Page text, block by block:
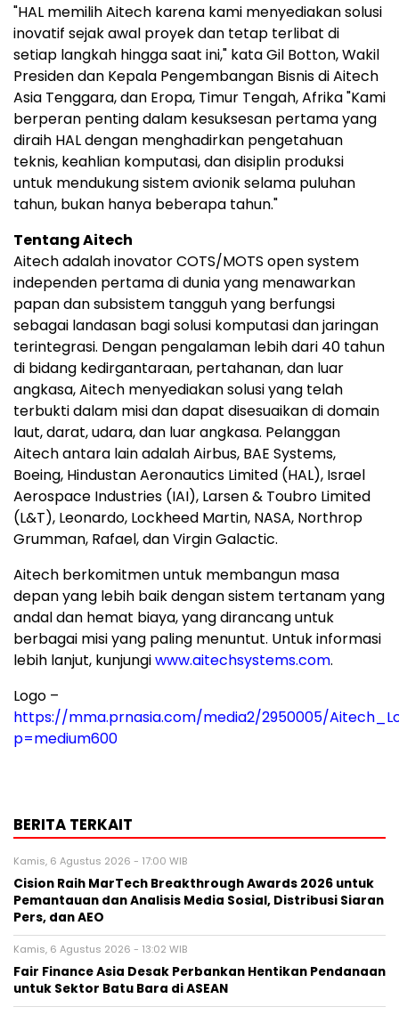
"HAL memilih Aitech karena kami menyediakan solusi
inovatif sejak awal proyek dan tetap terlibat di
setiap langkah hingga saat ini," kata Gil Botton, Wakil
Presiden dan Kepala Pengembangan Bisnis di Aitech
Asia Tenggara, dan Eropa, Timur Tengah, Afrika "Kami
berperan penting dalam kesuksesan pertama yang
diraih HAL dengan menghadirkan pengetahuan
teknis, keahlian komputasi, dan disiplin produksi
untuk mendukung sistem avionik selama puluhan
tahun, bukan hanya beberapa tahun."
Tentang Aitech
Aitech adalah inovator COTS/MOTS open system
independen pertama di dunia yang menawarkan
papan dan subsistem tangguh yang berfungsi
sebagai landasan bagi solusi komputasi dan jaringan
terintegrasi. Dengan pengalaman lebih dari 40 tahun
di bidang kedirgantaraan, pertahanan, dan luar
angkasa, Aitech menyediakan solusi yang telah
terbukti dalam misi dan dapat disesuaikan di domain
laut, darat, udara, dan luar angkasa. Pelanggan
Aitech antara lain adalah Airbus, BAE Systems,
Boeing, Hindustan Aeronautics Limited (HAL), Israel
Aerospace Industries (IAI), Larsen & Toubro Limited
(L&T), Leonardo, Lockheed Martin, NASA, Northrop
Grumman, Rafael, dan Virgin Galactic.
Aitech berkomitmen untuk membangun masa
depan yang lebih baik dengan sistem tertanam yang
andal dan hemat biaya, yang dirancang untuk
berbagai misi yang paling menuntut. Untuk informasi
lebih lanjut, kunjungiwww.aitechsystems.com.
Logo –
https://mma.prnasia.com/media2/2950005/
p=medium600
BERITA TERKAIT
Kamis, 6 Agustus 2026 - 17:00 WIB
Cision Raih MarTech Breakthrough Awards 2026 untuk
Pemantauan dan Analisis Media Sosial, Distribusi Siaran
Pers, dan AEO
Kamis, 6 Agustus 2026 - 13:02 WIB
Fair Finance Asia Desak Perbankan Hentikan Pendanaan
untuk Sektor Batu Bara di ASEAN